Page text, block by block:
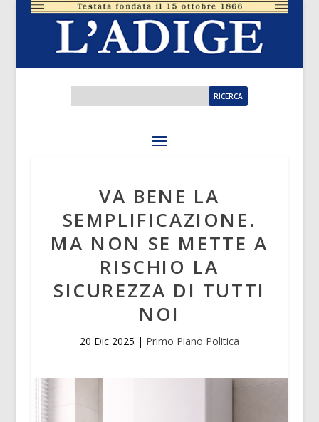
VA BENE LA
SEMPLIFICAZIONE.
MA NON SE METTE A
RISCHIO LA
SICUREZZA DI TUTTI
NOI
20 Dic 2025 | Primo Piano Politica